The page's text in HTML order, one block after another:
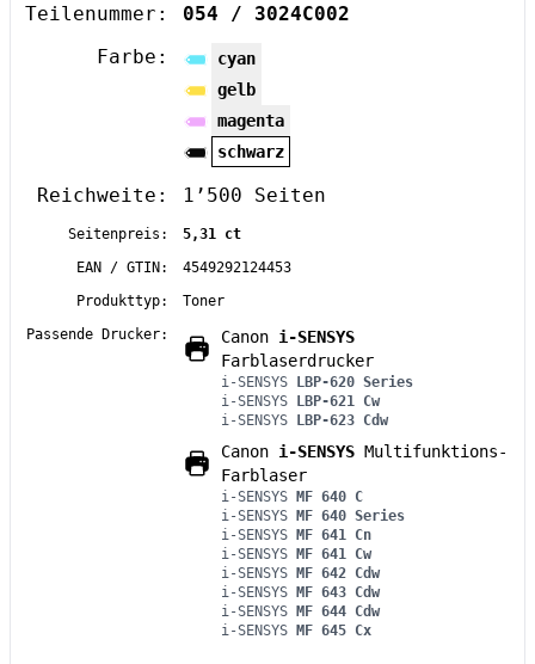
Teilenummer:
054 / 3024C002
Farbe:
cyan
gelb
magenta
schwarz
Reichweite: 1’500 Seiten
Seitenpreis:
5,31 ct
EAN / GTIN:
4549292124453
Produkttyp:
Toner
Passende Drucker:
Canon i-SENSYS
Farblaserdrucker
i-SENSYS LBP-620 Series
i-SENSYS LBP-621 Cw
i-SENSYS LBP-623 Cdw
Canon i-SENSYS Multifunktions-
Farblaser
i-SENSYS MF 640 C
i-SENSYS MF 640 Series
i-SENSYS MF 641 Cn
i-SENSYS MF 641 Cw
i-SENSYS MF 642 Cdw
i-SENSYS MF 643 Cdw
i-SENSYS MF 644 Cdw
i-SENSYS MF 645 Cx